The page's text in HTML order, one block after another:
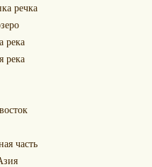
речка
река
река
часть